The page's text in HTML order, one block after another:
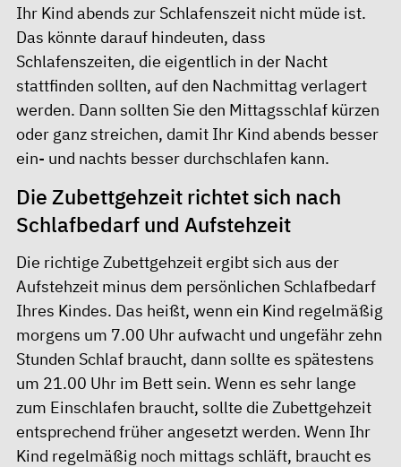
Ihr Kind abends zur Schlafenszeit nicht müde ist.
Das könnte darauf hindeuten, dass
Schlafenszeiten, die eigentlich in der Nacht
stattfinden sollten, auf den Nachmittag verlagert
werden. Dann sollten Sie den Mittagsschlaf kürzen
oder ganz streichen, damit Ihr Kind abends besser
ein- und nachts besser durchschlafen kann.
Die Zubettgehzeit richtet sich nach
Schlafbedarf und Aufstehzeit
Die richtige Zubettgehzeit ergibt sich aus der
Aufstehzeit minus dem persönlichen Schlafbedarf
Ihres Kindes. Das heißt, wenn ein Kind regelmäßig
morgens um 7.00 Uhr aufwacht und ungefähr zehn
Stunden Schlaf braucht, dann sollte es spätestens
um 21.00 Uhr im Bett sein. Wenn es sehr lange
zum Einschlafen braucht, sollte die Zubettgehzeit
entsprechend früher angesetzt werden. Wenn Ihr
Kind regelmäßig noch mittags schläft, braucht es